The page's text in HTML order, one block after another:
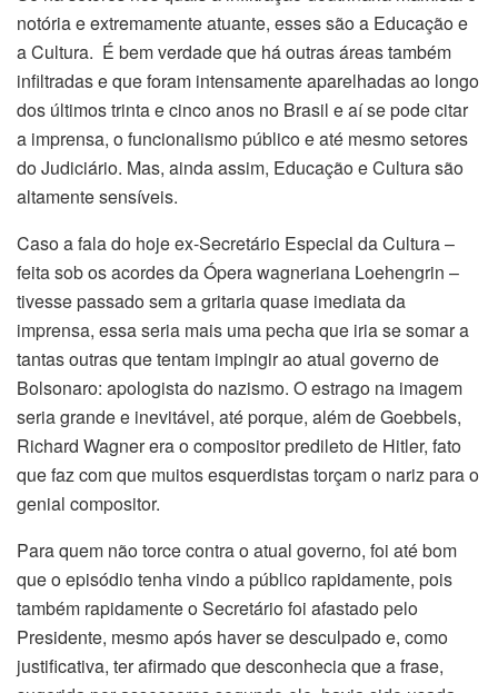
notória e extremamente atuante, esses são a Educação e
a Cultura. É bem verdade que há outras áreas também
infiltradas e que foram intensamente aparelhadas ao longo
dos últimos trinta e cinco anos no Brasil e aí se pode citar
a imprensa, o funcionalismo público e até mesmo setores
do Judiciário. Mas, ainda assim, Educação e Cultura são
altamente sensíveis.
Caso a fala do hoje ex-Secretário Especial da Cultura –
feita sob os acordes da Ópera wagneriana Loehengrin –
tivesse passado sem a gritaria quase imediata da
imprensa, essa seria mais uma pecha que iria se somar a
tantas outras que tentam impingir ao atual governo de
Bolsonaro: apologista do nazismo. O estrago na imagem
seria grande e inevitável, até porque, além de Goebbels,
Richard Wagner era o compositor predileto de Hitler, fato
que faz com que muitos esquerdistas torçam o nariz para o
genial compositor.
Para quem não torce contra o atual governo, foi até bom
que o episódio tenha vindo a público rapidamente, pois
também rapidamente o Secretário foi afastado pelo
Presidente, mesmo após haver se desculpado e, como
justificativa, ter afirmado que desconhecia que a frase,